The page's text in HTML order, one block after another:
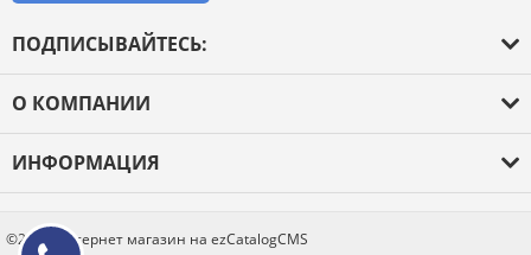
ПОДПИСЫВАЙТЕСЬ:
О КОМПАНИИ
Новости
ИНФОРМАЦИЯ
Каталог товаров
Блог
©2026 Интернет магазин на ezCatalogCMS